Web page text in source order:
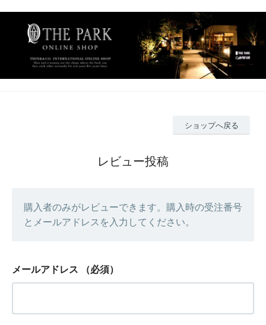
ショップへ戻る
レビュー投稿
購入者のみがレビューできます。購入時の受注番号
とメールアドレスを入力してください。
メールアドレス （必須）